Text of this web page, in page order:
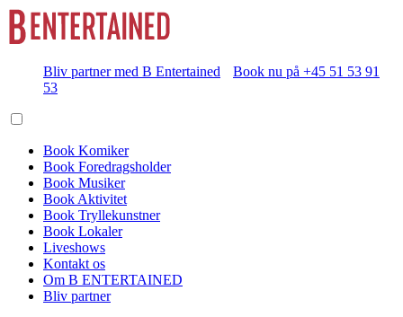
Bliv partner med B Entertained
Book nu på +45 51 53 91
53
Book Komiker
Book Foredragsholder
Book Musiker
Book Aktivitet
Book Tryllekunstner
Book Lokaler
Liveshows
Kontakt os
Om B ENTERTAINED
Bliv partner